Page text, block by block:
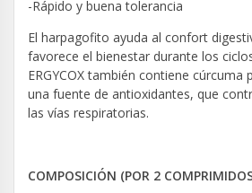
-Rápido y buena tolerancia
El harpagofito ayuda al confort
favorece el bienestar durante los
ERGYCOX también contiene
una fuente de antioxidantes, que
las vías respiratorias.
COMPOSICIÓN (POR 2